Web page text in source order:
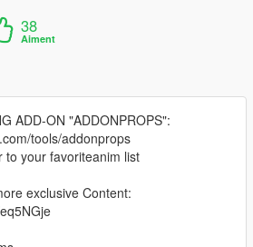
38
Aiment
ADD-ON "ADDONPROPS":
tools/addonprops
your favoriteanim list
exclusive Content: